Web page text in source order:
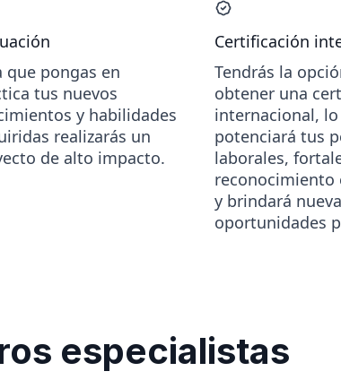
que pongas en
tus nuevos
y habilidades
realizarás un
de alto impacto.
Certificación
Tendrás la
obtener una
internacional,
potenciará tus
laborales,
reconocimiento
y brindará
oportunidades
especialistas